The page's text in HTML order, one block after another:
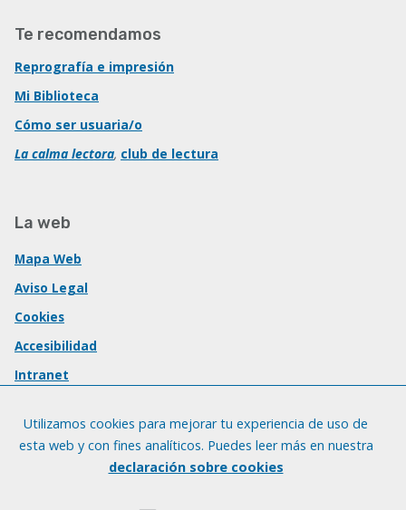
Te recomendamos
Reprografía e impresión
Mi Biblioteca
Cómo ser usuaria/o
La calma lectora, club de lectura
La web
Mapa Web
Aviso Legal
Cookies
Accesibilidad
Intranet
Utilizamos cookies para mejorar tu experiencia de uso de
esta web y con fines analíticos. Puedes leer más en nuestra
declaración sobre cookies